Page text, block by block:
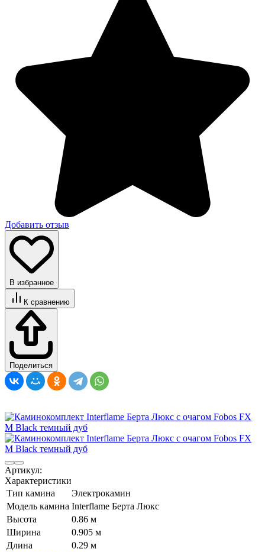
Добавить отзыв
В избранное
К сравнению
Поделиться
Артикул:
Характеристики
Тип камина
Электрокамин
Модель камина Interflame Берта Люкс
Высота
0.86 м
Ширина
0.905 м
Длина
0.29 м